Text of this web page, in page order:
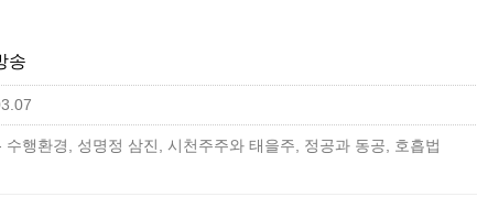
송
행환경, 성명정 삼진, 시천주주와 태을주, 정공과 동공, 호흡법